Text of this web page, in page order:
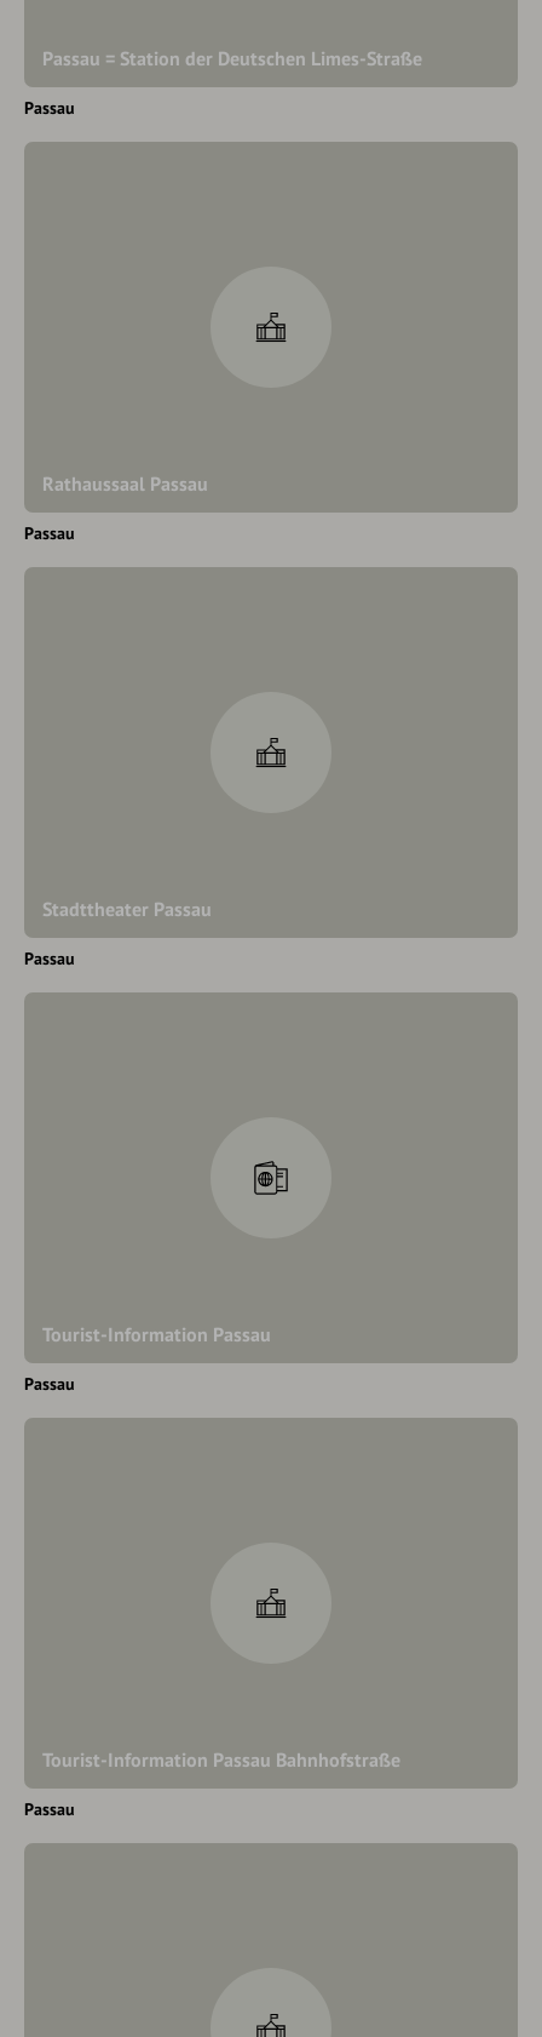
Passau = Station der Deutschen Limes-Straße
Passau
Rathaussaal Passau
Passau
Stadttheater Passau
Passau
Tourist-Information Passau
Passau
Tourist-Information Passau Bahnhofstraße
Passau